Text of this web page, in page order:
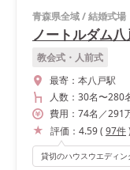
青森県全域/結婚式場
ノートルダム
教会式・人前式
最寄： 本八戸駅
人数： 30名〜280
費用： 74名 ／291
評価： 4.59( 97件)